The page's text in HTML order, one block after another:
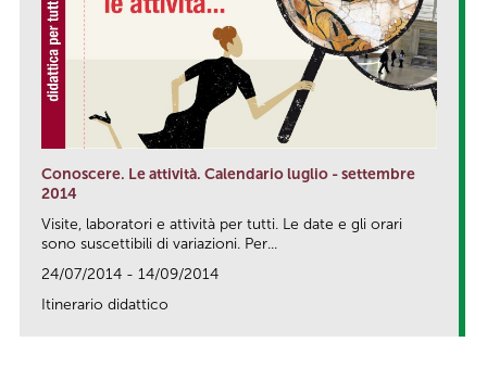
Conoscere. Le attività. Calendario luglio - settembre
2014
Visite, laboratori e attività per tutti. Le date e gli orari
sono suscettibili di variazioni. Per...
24/07/2014 - 14/09/2014
Itinerario didattico